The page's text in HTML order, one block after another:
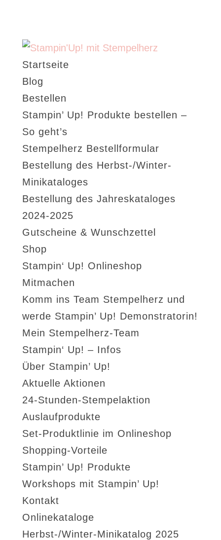
Startseite
Blog
Bestellen
Stampin’ Up! Produkte bestellen –
So geht’s
Stempelherz Bestellformular
Bestellung des Herbst-/Winter-
Minikataloges
Bestellung des Jahreskataloges
2024-2025
Gutscheine & Wunschzettel
Shop
Stampin‘ Up! Onlineshop
Mitmachen
Komm ins Team Stempelherz und
werde Stampin’ Up! Demonstratorin!
Mein Stempelherz-Team
Stampin‘ Up! – Infos
Über Stampin’ Up!
Aktuelle Aktionen
24-Stunden-Stempelaktion
Auslaufprodukte
Set-Produktlinie im Onlineshop
Shopping-Vorteile
Stampin’ Up! Produkte
Workshops mit Stampin’ Up!
Kontakt
Onlinekataloge
Herbst-/Winter-Minikatalog 2025